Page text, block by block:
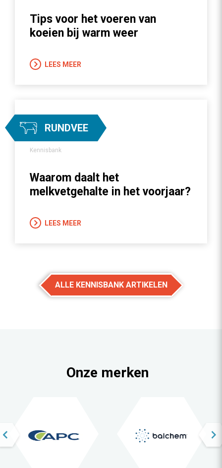
Tips voor het voeren van
koeien bij warm weer
LEES MEER
RUNDVEE
Kennisbank
Waarom daalt het
melkvetgehalte in het voorjaar?
LEES MEER
ALLE KENNISBANK ARTIKELEN
Onze merken